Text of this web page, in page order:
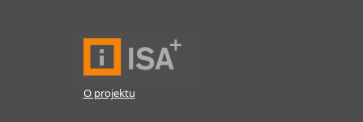
O projektu